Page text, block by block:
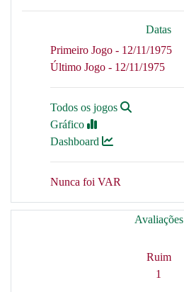
Datas
Primeiro Jogo - 12/11/1975
Último Jogo - 12/11/1975
Todos os jogos
Gráfico
Dashboard
Nunca foi VAR
Avaliações
Ruim
1